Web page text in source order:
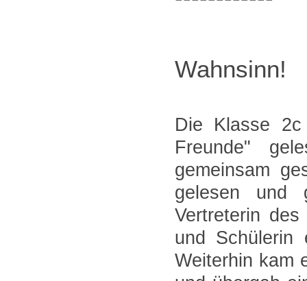
Wahnsinn!
Die Klasse
Freunde"
gemeinsam
gelesen und
Vertreterin
und Schülerin
Weiterhin kam